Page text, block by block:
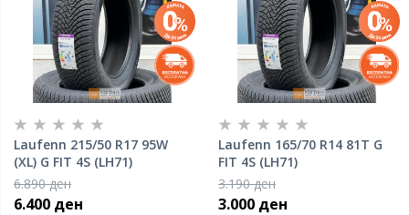
Laufenn 215/50 R17 95W
(XL) G FIT 4S (LH71)
6.890 ден
6.400 ден
Laufenn 165/70 R14 81T G
FIT 4S (LH71)
3.190 ден
3.000 ден